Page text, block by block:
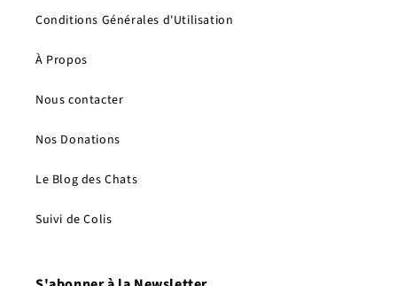
Conditions Générales d'Utilisation
À Propos
Nous contacter
Nos Donations
Le Blog des Chats
Suivi de Colis